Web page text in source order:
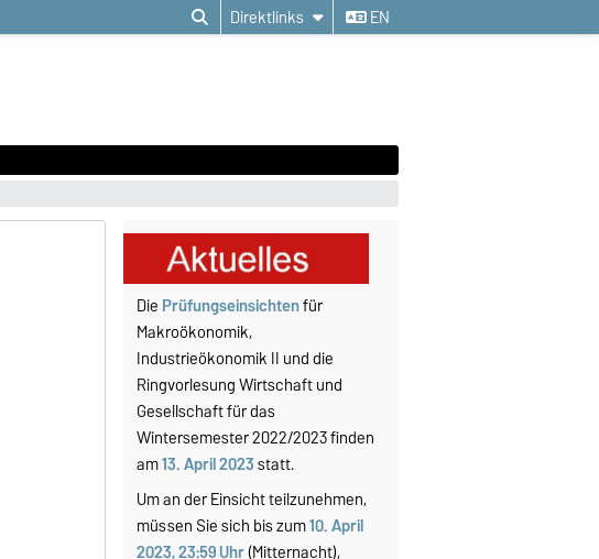
Direktlinks EN
Die Prüfungseinsichtenfür
Makroökonomik,
Industrieökonomik II und die
Ringvorlesung Wirtschaft und
Gesellschaft für das
Wintersemester 2022/2023 finden
am13. April 2023statt.
Um an der Einsicht teilzunehmen,
müssen Sie sich bis zum10. April
2023, 23:59 Uhr(Mitternacht),